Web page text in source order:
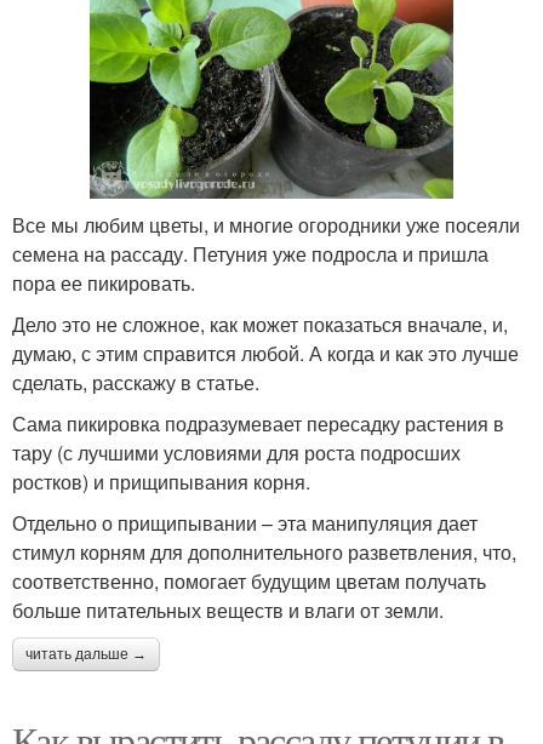
Все мы любим цветы, и многие огородники уже посеяли
семена на рассаду. Петуния уже подросла и пришла
пора ее пикировать.
Дело это не сложное, как может показаться вначале, и,
думаю, с этим справится любой. А когда и как это лучше
сделать, расскажу в статье.
Сама пикировка подразумевает пересадку растения в
тару (с лучшими условиями для роста подросших
ростков) и прищипывания корня.
Отдельно о прищипывании – эта манипуляция дает
стимул корням для дополнительного разветвления, что,
соответственно, помогает будущим цветам получать
больше питательных веществ и влаги от земли.
читать дальше →